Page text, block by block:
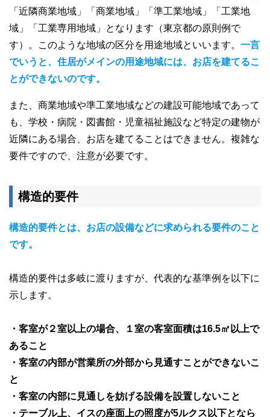
「近隣商業地域」「商業地域」「準工業地域」「工業地
域」「工業専用地域」となります（東京都の原則例で
す）。このような地域の区分を用途地域といいます。 一言
でいうと、住居がメインの用途地域には、お店を建てるこ
とができないのです。
また、商業地域や準工業地域などの建設可能地域であって
も、学校・病院・図書館・児童福祉施設など特定の建物が
近隣にある場合、お店を建てることはできません。複雑な
要件ですので、注意が必要です。
構造的要件
構造的要件とは、お店の設備などに求められる要件のこと
です。
構造的要件は多岐に渡りますが、代表的な基準例を以下に
示します。
・客室が２室以上の場合、１室の客室面積は16.5㎡以上で
あること
・客室の内部が営業所の外部から見通すことができないこ
と
・客室の内部に見通しを妨げる設備を設置しないこと
・テーブル上、イスの座面上の照度が5ルクス以下となら